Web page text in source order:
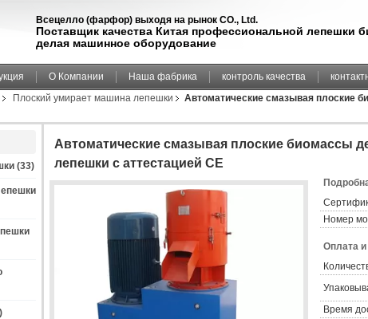
Всецелло (фарфор) выходя на рынок CO., Ltd.
Поставщик качества Китая профессиональной лепешки
делая машинное оборудование
О Компании Наша фабрика контроль качества
Плоский умирает машина лепешки
Автоматические смазывая плоские
(33)
Автоматические смазывая плоские биомассы
лепешки с аттестацией CE
Номер
Оплата и
Время